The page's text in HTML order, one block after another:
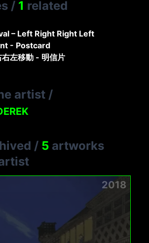
/ 1 related
– Left Right Right Left
- Postcard
左移動 - 明信片
artist /
/ 5 artworks
2018